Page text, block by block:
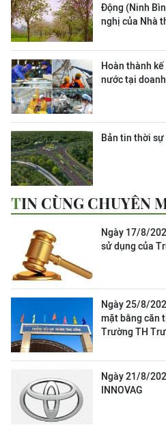
Động (Ninh
nghị của Nhà
Hoàn thành
nước tại
Bản tin thời
TIN CÙNG CHUYÊN
Ngày 17/8/
sử dụng của
Ngày 25/8/
mặt bằng căn
Trường TH
Ngày 21/8/
INNOVAG